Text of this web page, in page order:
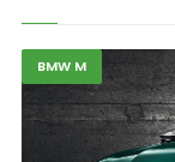
BMW M